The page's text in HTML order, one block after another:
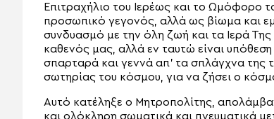
Επιτραχήλιο του Ιερέως και το Ωμόφορο
προσωπικό γεγονός, αλλά ως βίωμα και
συνδυασμό με την όλη ζωή και τα Ιερά
καθενός μας, αλλά εν ταυτώ είναι
σπαρταρά και γεννά απ’ τα σπλάγχνα της
σωτηρίας του κόσμου, για να ζήσει ο
Αυτό κατέληξε ο Μητροπολίτης,
και ολόκληρη σωματικά και πνευματικά